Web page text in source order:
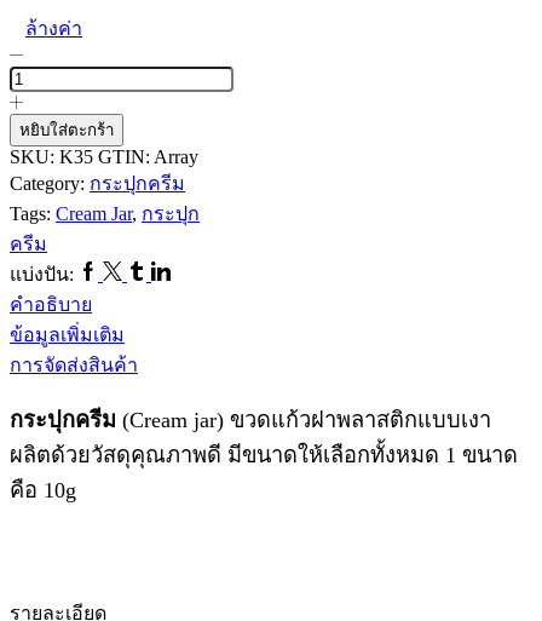
ล้างค่า
จำนวน
กระปุก
ครีม
K35
หยิบใส่ตะกร้า
SKU: K35 GTIN: Array
Category: กระปุกครีม
Tags: Cream Jar, กระปุก
ครีม
แบ่งปัน: Facebook
Twitter
TumblrLinkedin
คำอธิบาย
ข้อมูลเพิ่มเติม
การจัดส่งสินค้า
กระปุกครีม (Cream jar) ขวดแก้วฝาพลาสติกแบบเงา
ผลิตด้วยวัสดุคุณภาพดี มีขนาดให้เลือกทั้งหมด 1 ขนาด
คือ 10g
รายละเอียด